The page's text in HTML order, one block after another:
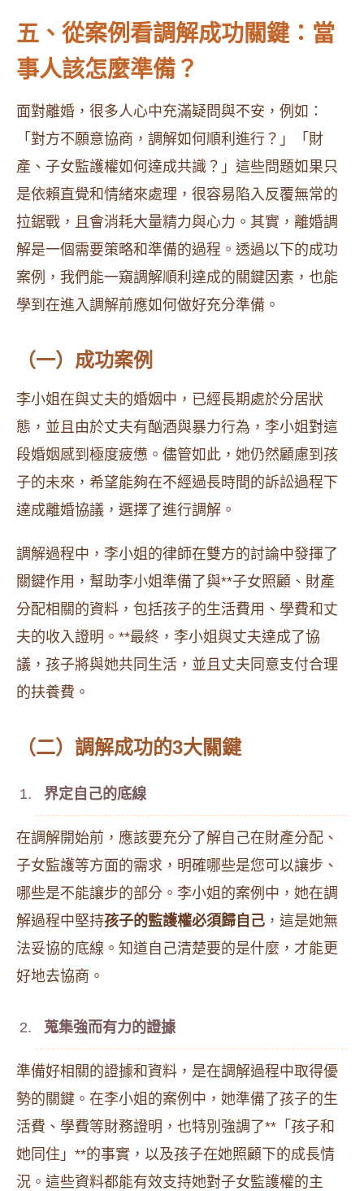
五、從案例看調解成功關鍵：當
事人該怎麼準備？
面對離婚，很多人心中充滿疑問與不安，例如：
「對方不願意協商，調解如何順利進行？」「財
產、子女監護權如何達成共識？」這些問題如果只
是依賴直覺和情緒來處理，很容易陷入反覆無常的
拉鋸戰，且會消耗大量精力與心力。其實，離婚調
解是一個需要策略和準備的過程。透過以下的成功
案例，我們能一窺調解順利達成的關鍵因素，也能
學到在進入調解前應如何做好充分準備。
（一）成功案例
李小姐在與丈夫的婚姻中，已經長期處於分居狀
態，並且由於丈夫有酗酒與暴力行為，李小姐對這
段婚姻感到極度疲憊。儘管如此，她仍然顧慮到孩
子的未來，希望能夠在不經過長時間的訴訟過程下
達成離婚協議，選擇了進行調解。
調解過程中，李小姐的律師在雙方的討論中發揮了
關鍵作用，幫助李小姐準備了與**子女照顧、財產
分配相關的資料，包括孩子的生活費用、學費和丈
夫的收入證明。**最終，李小姐與丈夫達成了協
議，孩子將與她共同生活，並且丈夫同意支付合理
的扶養費。
（二）調解成功的3大關鍵
界定自己的底線
在調解開始前，應該要充分了解自己在財產分配、
子女監護等方面的需求，明確哪些是您可以讓步、
哪些是不能讓步的部分。李小姐的案例中，她在調
解過程中堅持孩子的監護權必須歸自己 ，這是她無
法妥協的底線。知道自己清楚要的是什麼，才能更
好地去協商。
蒐集強而有力的證據
準備好相關的證據和資料，是在調解過程中取得優
勢的關鍵。在李小姐的案例中，她準備了孩子的生
活費、學費等財務證明，也特別強調了**「孩子和
她同住」**的事實，以及孩子在她照顧下的成長情
況。這些資料都能有效支持她對子女監護權的主